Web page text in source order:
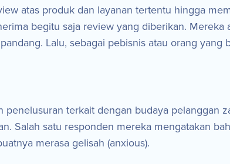
atas produk dan layanan tertentu hingga
begitu saja review yang diberikan. Mereka
Lalu, sebagai pebisnis atau orang yang
terkait dengan budaya pelanggan
Salah satu responden mereka mengatakan
merasa gelisah (anxious).